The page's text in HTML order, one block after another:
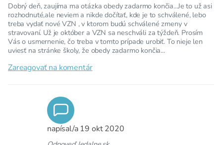
Dobrý deň, zaujíma ma otázka obedy zadarmo končia...Je to už asi
rozhodnuté,ale neviem a nikde dočítať, kde je to schválené, lebo
treba vydať nové VZN , v ktorom budú schválené zmeny v
stravovaní. Už je október a VZN sa neschváli za týždeň. Prosím
Vás o usmernenie, čo treba v tomto prípade urobiť. To nieje len
uviesť na stránke školy, že obedy zadarmo končia...
Zareagovať na komentár
napísal/a 19 okt 2020